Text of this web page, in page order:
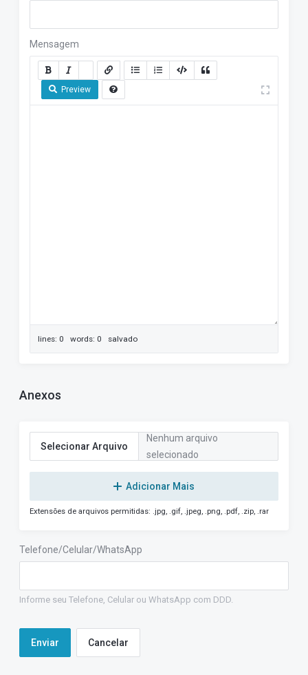
Mensagem
Preview
lines: 0 words: 0 salvado
Anexos
Selecionar Arquivo
Nenhum arquivo
selecionado
Adicionar Mais
Extensões de arquivos permitidas: .jpg, .gif, .jpeg, .png, .pdf, .zip, .rar
Telefone/Celular/WhatsApp
Informe seu Telefone, Celular ou WhatsApp com DDD.
Cancelar